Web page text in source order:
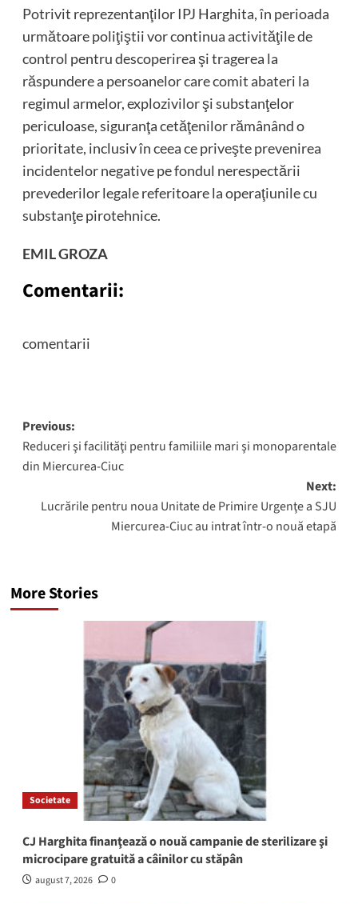
Potrivit reprezentanţilor IPJ Harghita, în perioada
următoare poliţiştii vor continua activităţile de
control pentru descoperirea şi tragerea la
răspundere a persoanelor care comit abateri la
regimul armelor, explozivilor şi substanţelor
periculoase, siguranţa cetăţenilor rămânând o
prioritate, inclusiv în ceea ce priveşte prevenirea
incidentelor negative pe fondul nerespectării
prevederilor legale referitoare la operaţiunile cu
substanţe pirotehnice.
EMIL GROZA
Comentarii:
comentarii
Post
navigation
Previous:
Reduceri şi facilităţi pentru familiile mari şi monoparentale
din Miercurea-Ciuc
Next:
Lucrările pentru noua Unitate de Primire Urgenţe a SJU
Miercurea-Ciuc au intrat într-o nouă etapă
More Stories
Societate
CJ Harghita finanţează o nouă campanie de sterilizare şi
microcipare gratuită a câinilor cu stăpân
august 7, 2026 0